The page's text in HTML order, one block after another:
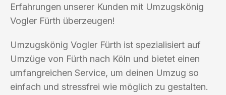
Erfahrungen unserer Kunden mit Umzugskönig
Vogler Fürth überzeugen!
Umzugskönig Vogler Fürth ist spezialisiert auf
Umzüge von Fürth nach Köln und bietet einen
umfangreichen Service, um deinen Umzug so
einfach und stressfrei wie möglich zu gestalten.